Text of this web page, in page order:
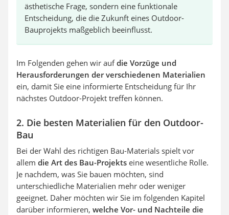
ästhetische Frage, sondern eine funktionale
Entscheidung, die die Zukunft eines Outdoor-
Bauprojekts maßgeblich beeinflusst.
Im Folgenden gehen wir aufdie Vorzüge und
Herausforderungen der verschiedenen Materialien
ein, damit Sie eine informierte Entscheidung für Ihr
nächstes Outdoor-Projekt treffen können.
2. Die besten Materialien für den Outdoor-
Bau
Bei der Wahl des richtigen Bau-Materials spielt vor
allem die Art des Bau-Projekts eine wesentliche Rolle.
Je nachdem, was Sie bauen möchten, sind
unterschiedliche Materialien mehr oder weniger
geeignet. Daher möchten wir Sie im folgenden Kapitel
darüber informieren, welche Vor- und Nachteile die